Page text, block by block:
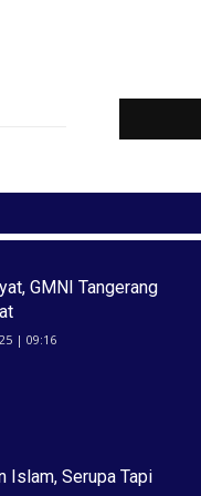
GMNI Tangerang
| 09:16
Islam, Serupa Tapi